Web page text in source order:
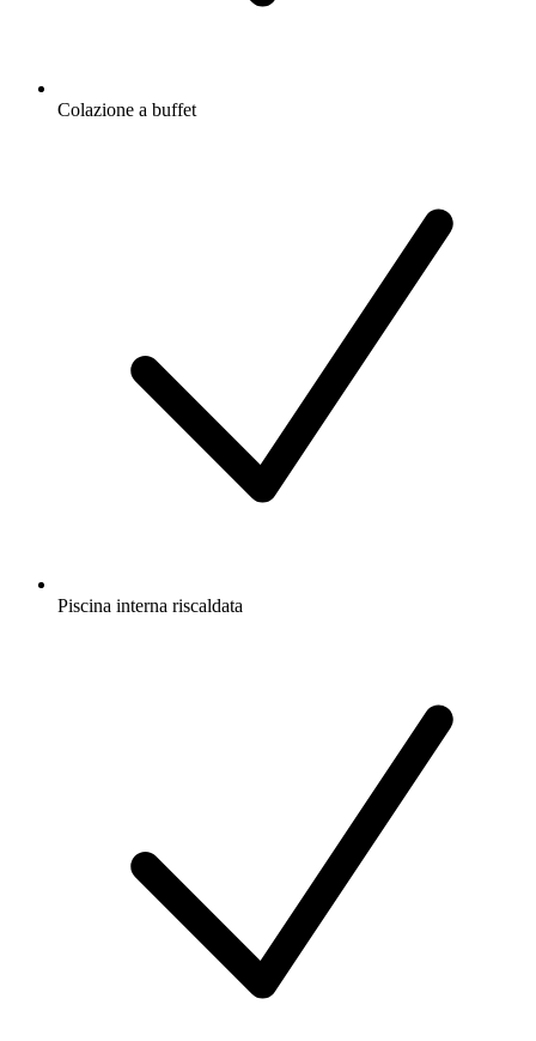
Colazione a buffet
Piscina interna riscaldata